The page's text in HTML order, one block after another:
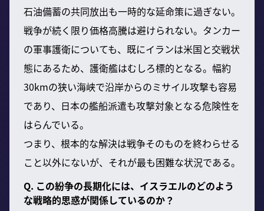
石油備蓄の共同放出も一時的な延命策に過ぎない。
戦争が続く限り価格高騰は避けられない。タンカー
の軍事護衛についても、既にイランは米国と交戦状
態にあるため、護衛艦はむしろ標的となる。幅約
30kmの狭い海峡で沿岸からのミサイル攻撃も容易
であり、日本の艦船派遣も攻撃対象となる危険性を
はらんでいる。
つまり、根本的な解決は戦争そのものを終わらせる
こと以外にないが、それが最も困難な状況である。
Q. この紛争の長期化には、イスラエルのどのよう
な戦略的思惑が関係しているのか？